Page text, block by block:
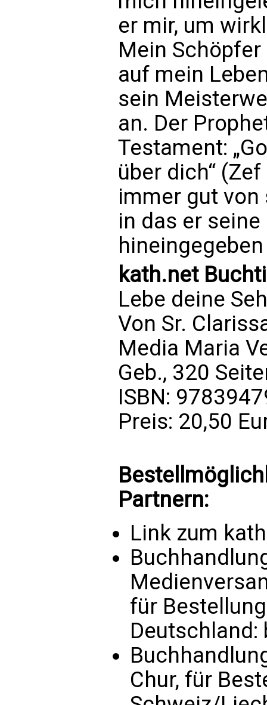
er mir, um
Mein
auf mein
sein
an. Der
Testament:
über dich“
immer gut von
in das er
kath.net
Lebe deine
Von Sr.
Media Maria
Geb., 320
ISBN:
Preis: 20,50
Partnern:
Link zum
für
Deutschland:
Chur, für